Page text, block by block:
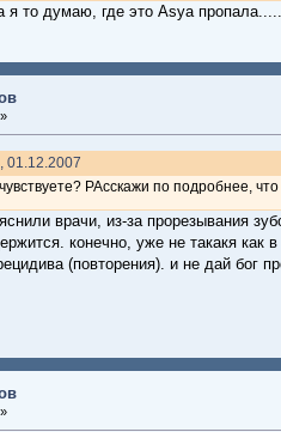
я то думаю, где это Asya пропала.....
01.12.2007
РАсскажи по подробнее,
врачи, из-за прорезывания
конечно, уже не такакя как
(повторения). и не дай бог